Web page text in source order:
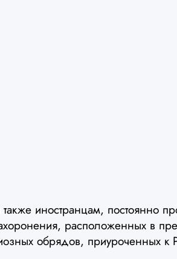
иностранцам, постоянно
расположенных в
обрядов, приуроченных к